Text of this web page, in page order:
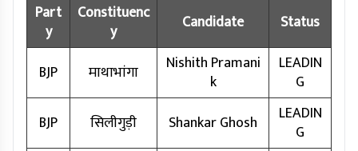
Part
y
Constituenc
y
Candidate Status
BJP माथाभांगा
Nishith Pramani
k
LEADIN
G
BJP
सिलीगुड़ी Shankar Ghosh
LEADIN
G